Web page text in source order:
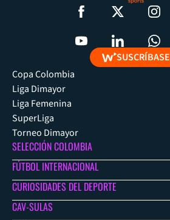
SUSCRÍBASE
Copa Colombia
Liga Dimayor
Liga Femenina
SuperLiga
Torneo Dimayor
SELECCIÓN COLOMBIA
FÚTBOL INTERNACIONAL
CURIOSIDADES DEL DEPORTE
CAV-SULAS